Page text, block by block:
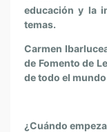
educación y la
temas.
Carmen
de Fomento de
de todo el
¿Cuándo